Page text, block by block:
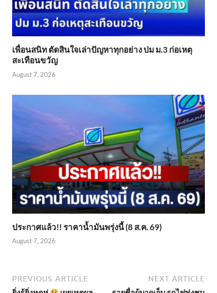
เพื่อนสนิท ตัดสินใจเล่าปัญหาทุกอย่าง ปม ม.3 ก่อเหตุ
สะเทือนขวัญ
August 7, 2026
ประกาศแล้ว!! ราคาน้ำมันพรุ่งนี้ (8 ส.ค. 69)
August 7, 2026
PREVIOUS ARTICLE NEXT ARTICLE